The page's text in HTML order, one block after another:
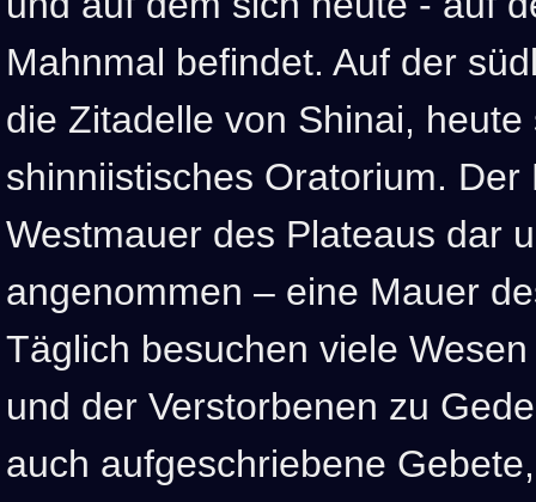
Mahnmal befindet. Auf der
die Zitadelle von Shinai,
shinniistisches Oratorium.
Westmauer des Plateaus dar
angenommen – eine Mauer
Täglich besuchen viele
und der Verstorbenen zu
auch aufgeschriebene